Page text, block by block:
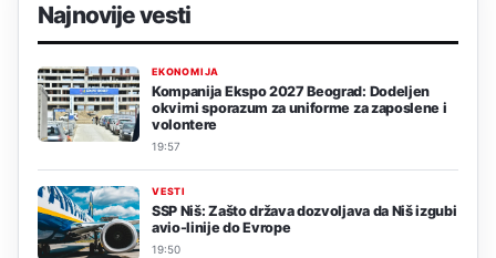
Najnovije vesti
EKONOMIJA
Kompanija Ekspo 2027 Beograd: Dodeljen
okvirni sporazum za uniforme za zaposlene i
volontere
19:57
VESTI
SSP Niš: Zašto država dozvoljava da Niš izgubi
avio-linije do Evrope
19:50